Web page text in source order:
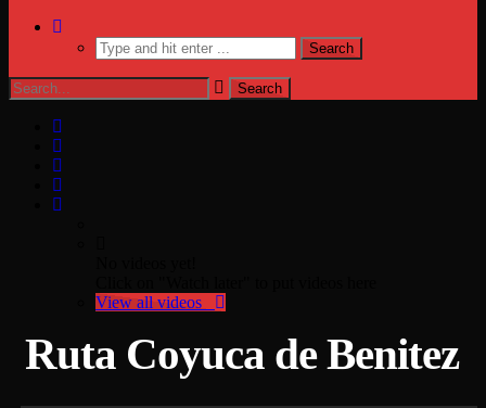
View all videos
Ruta Coyuca de Benitez